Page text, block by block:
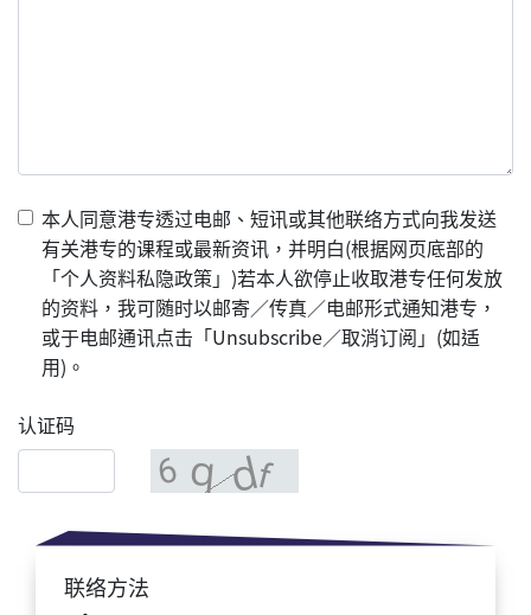
本人同意港专透过电邮、短讯或其他联络方式向我发送
有关港专的课程或最新资讯，并明白(根据网页底部的
「个人资料私隐政策」)若本人欲停止收取港专任何发放
的资料，我可随时以邮寄／传真／电邮形式通知港专，
或于电邮通讯点击「Unsubscribe／取消订阅」(如适
用)。
认证码
联络方法